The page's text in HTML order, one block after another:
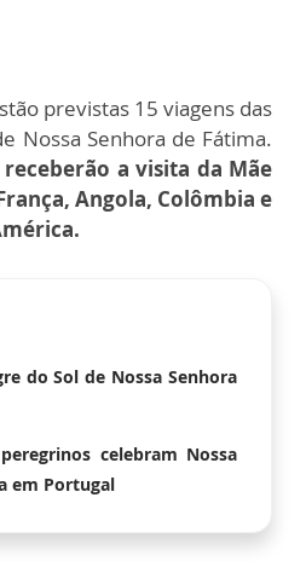
previstas 15 viagens das
Nossa Senhora de Fátima.
a visita da Mãe
Angola, Colômbia e
do Sol de Nossa Senhora
celebram Nossa
em Portugal